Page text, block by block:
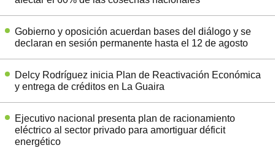
Gobierno y oposición acuerdan bases del diálogo y se
declaran en sesión permanente hasta el 12 de agosto
Delcy Rodríguez inicia Plan de Reactivación Económica
y entrega de créditos en La Guaira
Ejecutivo nacional presenta plan de racionamiento
eléctrico al sector privado para amortiguar déficit
energético